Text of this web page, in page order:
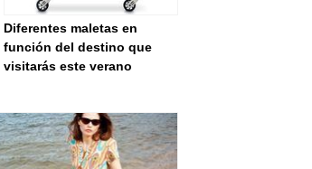
Diferentes maletas en
función del destino que
visitarás este verano